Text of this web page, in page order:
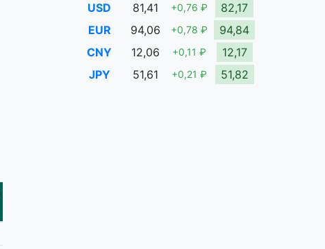
USD 81,41 +0,76 ₽
82,17
EUR
94,06 +0,78 ₽
94,84
CNY
12,06 +0,11 ₽
12,17
JPY
51,61 +0,21 ₽ 51,82